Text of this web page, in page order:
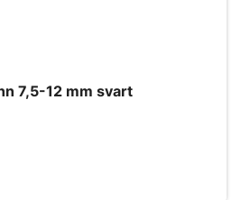
7,5-12 mm svart